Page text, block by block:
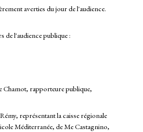
averties du jour de l'audience.
de l'audience publique :
Chamot, rapporteure publique,
représentant la caisse régionale
Méditerranée, de Me Castagnino,